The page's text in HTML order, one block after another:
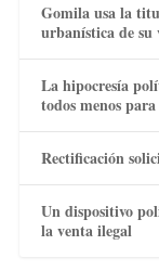
Gomila usa la
urbanística de
La hipocresía
todos menos
Rectificación
Un dispositivo
la venta ilegal